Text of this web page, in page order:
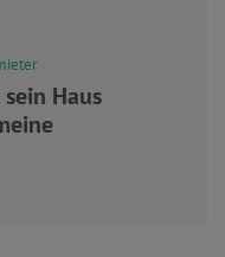
Haus